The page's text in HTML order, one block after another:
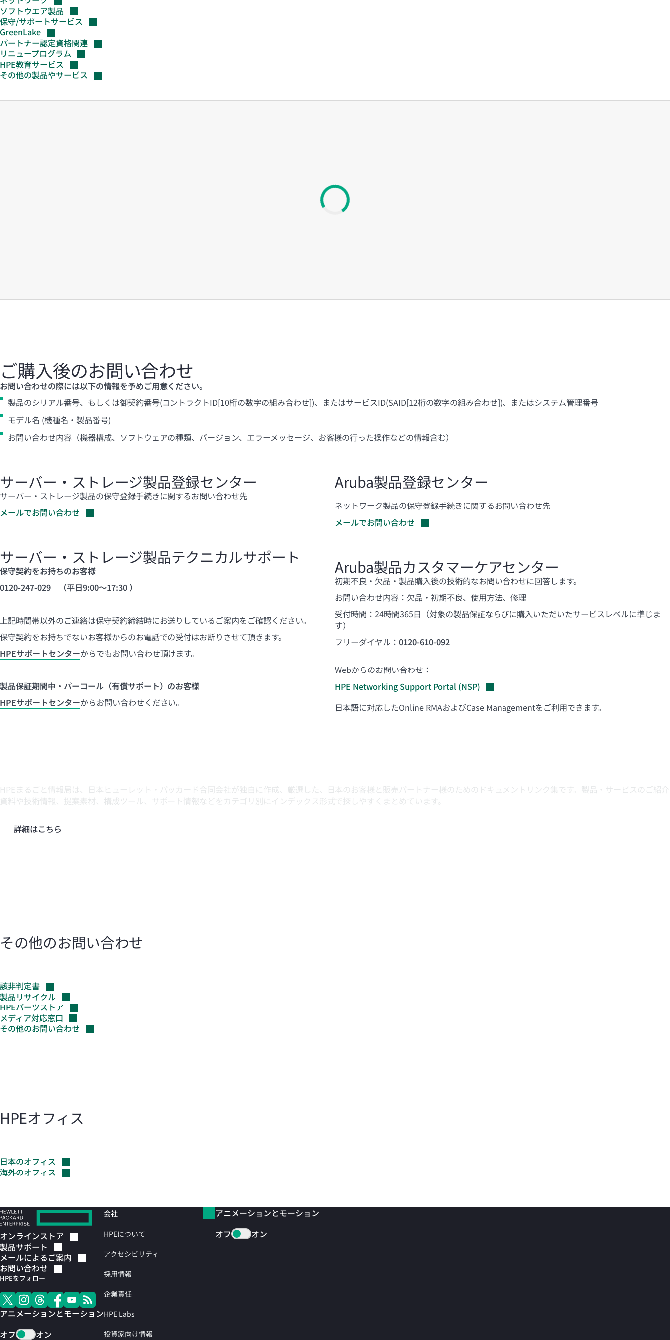
ソフトウエア製品
保守/サポートサービス
GreenLake
パートナー認定資格関連
リニュープログラム
HPE教育サービス
その他の製品やサービス
ご購入後のお問い合わせ
お問い合わせの際には以下の情報を予めご用意ください。
製品のシリアル番号、もしくは御契約番号(コントラクトID[10桁の数字の組み合わせ])、またはサービスID(SAID[12桁の数字の組み合わせ])、またはシステム管理番号
モデル名 (機種名・製品番号)
お問い合わせ内容（機器構成、ソフトウェアの種類、バージョン、エラーメッセージ、お客様の行った操作などの情報含む）
サーバー・ストレージ製品登録センター
サーバー・ストレージ製品の保守登録手続きに関するお問い合わせ先
メールでお問い合わせ
サーバー・ストレージ製品テクニカルサポート
保守契約をお持ちのお客様
0120-247-029 （平日9:00～17:30 ）
上記時間帯以外のご連絡は保守契約締結時にお送りしているご案内をご確認ください。
保守契約をお持ちでないお客様からのお電話での受付はお断りさせて頂きます。
HPEサポートセンターからでもお問い合わせ頂けます。
製品保証期間中・パーコール（有償サポート）のお客様
HPEサポートセンターからお問い合わせください。
Aruba製品登録センター
ネットワーク製品の保守登録手続きに関するお問い合わせ先
メールでお問い合わせ
Aruba製品カスタマーケアセンター
初期不良・欠品・製品購入後の技術的なお問い合わせに回答します。
お問い合わせ内容：欠品・初期不良、使用方法、修理
受付時間：24時間365日（対象の製品保証ならびに購入いただいたサービスレベルに準じま
す）
フリーダイヤル： 0120-610-092
Webからのお問い合わせ：
HPE Networking Support Portal (NSP)
日本語に対応したOnline RMAおよびCase Managementをご利用できます。
HPEまるごと情報局は、日本ヒューレット・パッカード合同会社が独自に作成、厳選した、日本のお客様と販売パートナー様のためのドキュメントリンク集です。製品・サービスのご紹介
資料や技術情報、提案素材、構成ツール、サポート情報などをカテゴリ別にインデックス形式で探しやすくまとめています。
詳細はこちら
その他のお問い合わせ
該非判定書
製品リサイクル
HPEパーツストア
メディア対応窓口
その他のお問い合わせ
HPEオフィス
日本のオフィス
海外のオフィス
オンラインストア
製品サポート
メールによるご案内
お問い合わせ
HPEをフォロー
アニメーションとモーション
オフ
オン
会社
HPEについて
アクセシビリティ
採用情報
企業責任
HPE Labs
投資家向け情報
アニメーションとモーション
オフ
オン